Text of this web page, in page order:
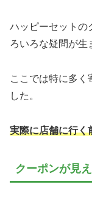
ハッピーセットの
ろいろな疑問が生
ここでは特に多く
した。
実際に店舗に行く
クーポンが見